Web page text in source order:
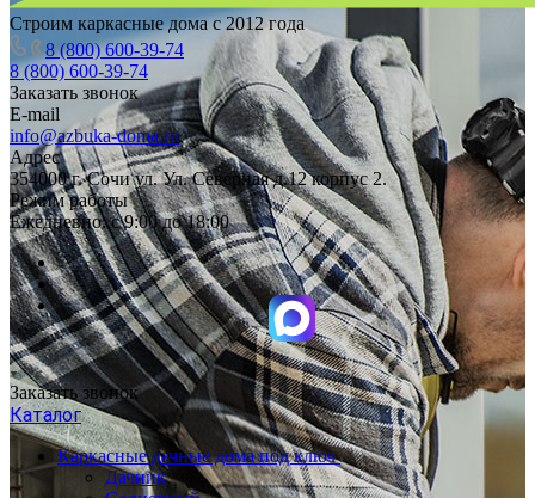
Строим каркасные дома с 2012 года
8 (800) 600-39-74
8 (800) 600-39-74
Заказать звонок
E-mail
info@azbuka-doma.ru
Адрес
354000 г. Сочи ул. Ул. Северная д.12 корпус 2.
Режим работы
Ежедневно: с 9:00 до 18:00
Заказать звонок
Каталог
Каркасные дачные дома под ключ
Дачник